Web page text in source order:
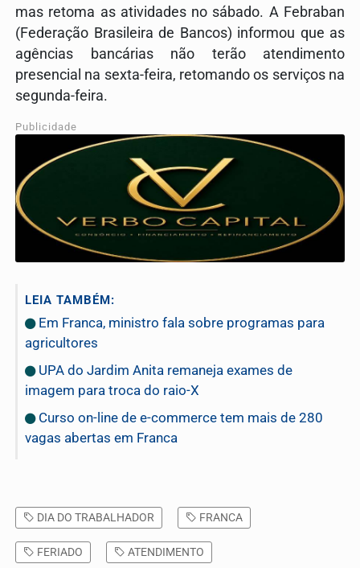
mas retoma as atividades no sábado. A Febraban
(Federação Brasileira de Bancos) informou que as
agências bancárias não terão atendimento
presencial na sexta-feira, retomando os serviços na
segunda-feira.
Publicidade
LEIA TAMBÉM:
Em Franca, ministro fala sobre programas para
agricultores
UPA do Jardim Anita remaneja exames de
imagem para troca do raio-X
Curso on-line de e-commerce tem mais de 280
vagas abertas em Franca
DIA DO TRABALHADOR FRANCA
FERIADO ATENDIMENTO